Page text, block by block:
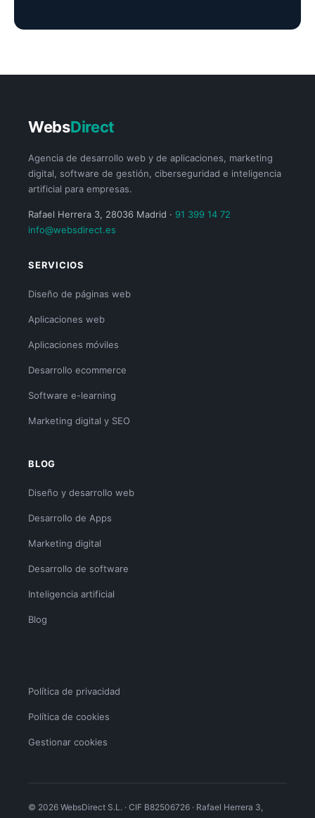
WebsDirect
Agencia de desarrollo web y de aplicaciones, marketing
digital, software de gestión, ciberseguridad e inteligencia
artificial para empresas.
Rafael Herrera 3, 28036 Madrid · 91 399 14 72
info@websdirect.es
SERVICIOS
Diseño de páginas web
Aplicaciones web
Aplicaciones móviles
Desarrollo ecommerce
Software e-learning
Marketing digital y SEO
BLOG
Diseño y desarrollo web
Desarrollo de Apps
Marketing digital
Desarrollo de software
Inteligencia artificial
Blog
Política de privacidad
Política de cookies
Gestionar cookies
© 2026 WebsDirect S.L. · CIF B82506726 · Rafael Herrera 3,